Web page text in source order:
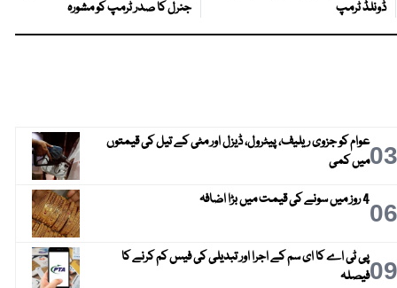
ڈونلڈ ٹرمپ
جنرل کا صدر ٹرمپ کو مشورہ
03عوام کو جزوی ریلیف، پیٹرول، ڈیزل اور مٹی کے تیل کی قیمتوں
میں کمی
064 روز میں سونے کی قیمت میں بڑا اضافہ
09پی ٹی اے کا ای سم کے اجرا اور تبدیلی کی فیس کم کرنے کا
فیصلہ